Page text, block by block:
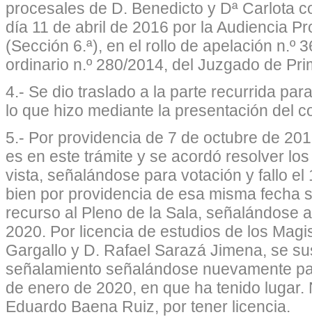
procesales de D. Benedicto y Dª Carlota
día 11 de abril de 2016 por la Audiencia
(Sección 6.ª), en el rollo de apelación n.º
ordinario n.º 280/2014, del Juzgado de
4.- Se dio traslado a la parte recurrida
lo que hizo mediante la presentación del
5.- Por providencia de 7 de octubre de
es en este trámite y se acordó resolver
vista, señalándose para votación y fallo
bien por providencia de esa misma fecha
recurso al Pleno de la Sala, señalándose
2020. Por licencia de estudios de los
Gargallo y D. Rafael Sarazá Jimena, se
señalamiento señalándose nuevamente
de enero de 2020, en que ha tenido
Eduardo Baena Ruiz, por tener licencia.